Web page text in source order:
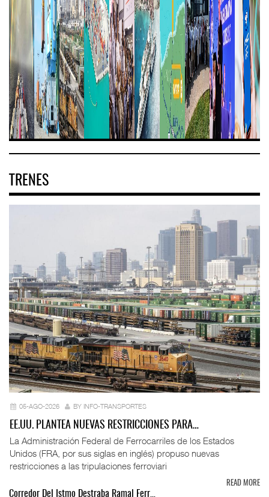
TRENES
05-AGO-2026 BY INFO-TRANSPORTES
EE.UU. PLANTEA NUEVAS RESTRICCIONES PARA…
La Administración Federal de Ferrocarriles de los Estados
Unidos (FRA, por sus siglas en inglés) propuso nuevas
restricciones a las tripulaciones ferroviari
READ MORE
Corredor Del Istmo Destraba Ramal Ferr…